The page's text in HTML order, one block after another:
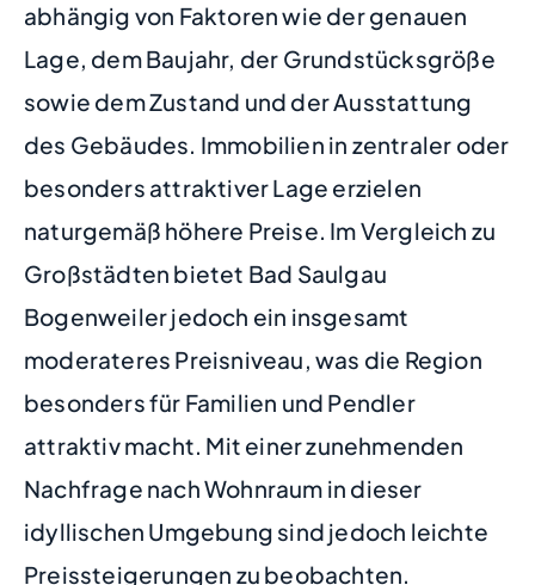
abhängig von Faktoren wie der genauen
Lage, dem Baujahr, der Grundstücksgröße
sowie dem Zustand und der Ausstattung
des Gebäudes. Immobilien in zentraler oder
besonders attraktiver Lage erzielen
naturgemäß höhere Preise. Im Vergleich zu
Großstädten bietet Bad Saulgau
Bogenweiler jedoch ein insgesamt
moderateres Preisniveau, was die Region
besonders für Familien und Pendler
attraktiv macht. Mit einer zunehmenden
Nachfrage nach Wohnraum in dieser
idyllischen Umgebung sind jedoch leichte
Preissteigerungen zu beobachten.